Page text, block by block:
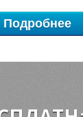
Подробнее